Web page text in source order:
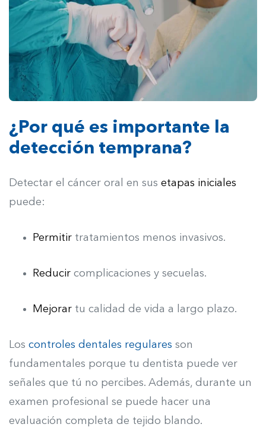
¿Por qué es importante la
detección temprana?
Detectar el cáncer oral en sus etapas iniciales
puede:
Permitir tratamientos menos invasivos.
Reducir complicaciones y secuelas.
Mejorar tu calidad de vida a largo plazo.
Los controles dentales regulares son
fundamentales porque tu dentista puede ver
señales que tú no percibes. Además, durante un
examen profesional se puede hacer una
evaluación completa de tejido blando.